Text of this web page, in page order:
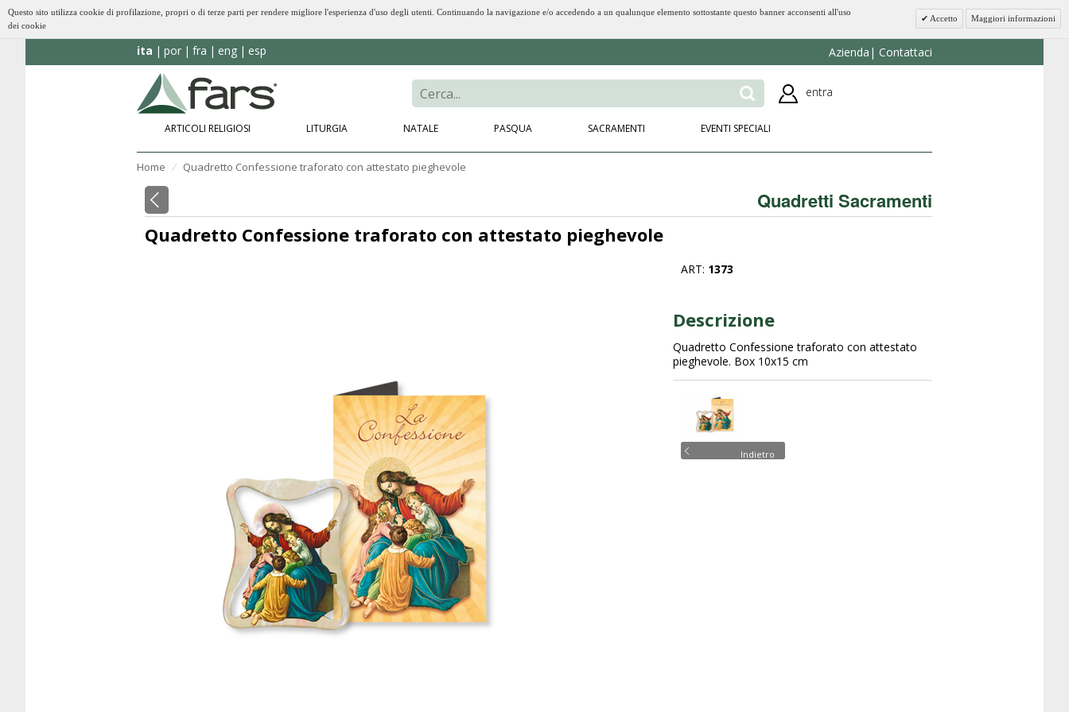
Questo sito utilizza cookie di profilazione, propri o di terze parti per rendere migliore l'esperienza d'uso degli utenti. Continuando la navigazione e/o accedendo a un qualunque elemento sottostante questo banner acconsenti all'uso
dei cookie
Accetto Maggiori informazioni
ita por fra eng esp Azienda Contattaci
entra
ARTICOLI RELIGIOSI LITURGIA NATALE PASQUA SACRAMENTI EVENTI SPECIALI
Home ⁄ Quadretto Confessione traforato con attestato pieghevole
Quadretti Sacramenti
Quadretto Confessione traforato con attestato pieghevole
ART: 1373
Descrizione
Quadretto Confessione traforato con attestato
pieghevole. Box 10x15 cm
Indietro